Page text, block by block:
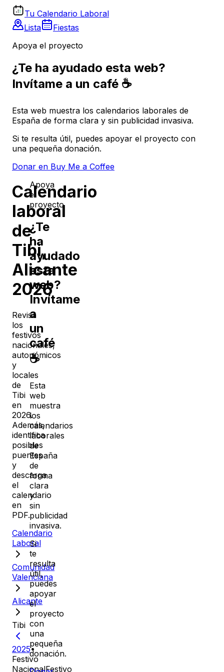
Tu Calendario Laboral
Lista
Fiestas
Apoya el proyecto
¿Te ha ayudado esta web?
Invítame a un café ☕
Esta web muestra los calendarios laborales de
España de forma clara y sin publicidad invasiva.
Si te resulta útil, puedes apoyar el proyecto con
una pequeña donación.
Donar en Buy Me a Coffee
Calendario
laboral
de
Tibi,
Alicante
2026
Revisa
los
festivos
nacionales,
autonómicos
y
locales
de
Tibi
en
2026.
Además,
identifica
posibles
puentes
y
descarga
el
calendario
en
PDF.
Calendario
Laboral
Comunidad
Valenciana
Alicante
Tibi
2025•
Festivo
NacionalFestivo
Apoya
el
proyecto
¿Te
ha
ayudado
esta
web?
Invítame
a
un
café
☕
Esta
web
muestra
los
calendarios
laborales
de
España
de
forma
clara
y
sin
publicidad
invasiva.
Si
te
resulta
útil,
puedes
apoyar
el
proyecto
con
una
pequeña
donación.